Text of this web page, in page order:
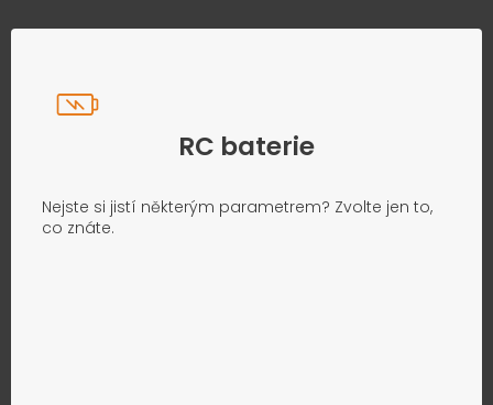
RC baterie
Nejste si jistí některým parametrem? Zvolte jen to,
co znáte.